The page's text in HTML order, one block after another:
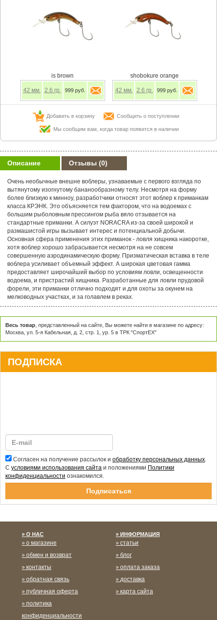
is brown
42 мм. 2.6 гр. 999 руб.
shobokure orange
42 мм. 2.6 гр. 999 руб.
Добавить в корзину Сообщить о поступлении
Мы сообщим вам, когда товар появится в наличии
Описание Отзывы (0)
Очень необычные внешне воблеры, узнаваемые с первого взгляда по
вытянутому изогнутому бананообразному телу. Несмотря на форму
более близкую к минноу, разработчики относят этот воблер к приманкам
класса КРЭНК. Это объясняется тем фактором, что на водоемах с
большим рыболовным прессингом рыба вяло отзывается на
стандартные приманки. А силуэт NORACRA из-за своей широкой и
размашистой игры вызывает интерес и потенциальной добычи.
Основная сфера применения этих приманок - ловля хищника накоротке,
хотя воблер хорошо забрасывается несмотря на не совсем
совершенную аэродинамическую форму. Призматическая вставка в теле
воблера усиливает объемный эффект. А широкая цветовая гамма
предоставляет широчайший выбор по условиям ловли, освещенности
водоема, и пристрастий хищника. Разработанные для ловли прудовой
форели, эти приманки отлично подходят и для охоты за окунем на
мелководных участках, и за голавлем в реках.
Весь товар, представленный на сайте, Вы можете найти в магазине по адресу:
Москва, ул. 5-я Кабельная, д. 2, стр. 1, ур. 5 в ТРК "СпортЕХ"
ПОДПИСКА
Согласен на получение рассылок и обработку персональных данных.
С условиями использования сайта и положениями Политики
конфиденциальности ознакомился.
О НАС
о магазине
обмен и возврат
контакты
обратная связь
публичная оферта
политика
конфиденциальности
ИНФОРМАЦИЯ
статьи
блог
оплата заказа
доставка
карта сайта